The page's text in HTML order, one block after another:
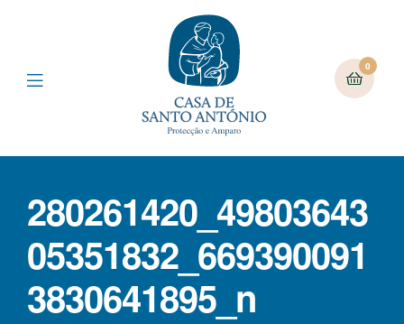
0
280261420_49803643
05351832_669390091
3830641895_n